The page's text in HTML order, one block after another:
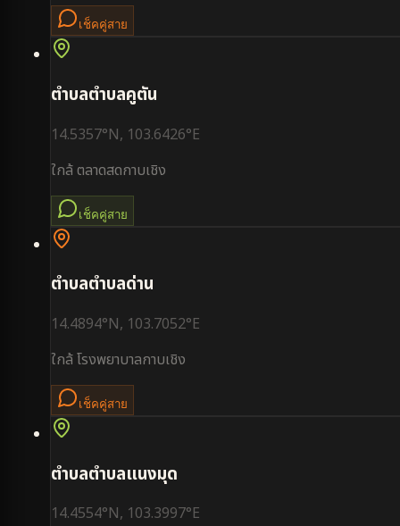
เช็คคู่สาย
ตำบลตำบลคูตัน
14.5357°N, 103.6426°E
ใกล้ตลาดสดกาบเชิง
เช็คคู่สาย
ตำบลตำบลด่าน
14.4894°N, 103.7052°E
ใกล้โรงพยาบาลกาบเชิง
เช็คคู่สาย
ตำบลตำบลแนงมุด
14.4554°N, 103.3997°E